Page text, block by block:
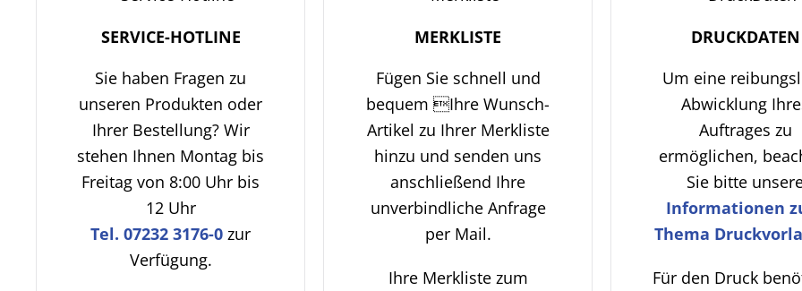
SERVICE-HOTLINE
Sie haben Fragen zu
unseren Produkten oder
Ihrer Bestellung? Wir
stehen Ihnen Montag bis
Freitag von 8:00 Uhr bis
12 Uhr
Tel. 07232 3176-0 zur
Verfügung.
MERKLISTE
Fügen Sie schnell und
bequem Ihre Wunsch-
Artikel zu Ihrer Merkliste
hinzu und senden uns
anschließend Ihre
unverbindliche Anfrage
per Mail.
Ihre Merkliste zum
DRUCKDATEN
Um eine
Abwicklung
Auftrages zu
ermöglichen,
Sie bitte
Informationen
Thema
Für den Druck